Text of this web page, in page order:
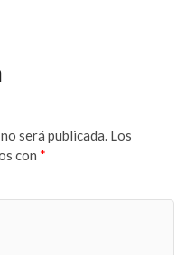
será publicada. Los
con *